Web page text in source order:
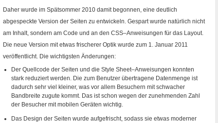
Daher wurde im Spätsommer 2010 damit begonnen, eine deutlich
abgespeckte Version der Seiten zu entwickeln. Gespart wurde natürlich nicht
am Inhalt, sondern am Code und an den CSS–Anweisungen für das Layout.
Die neue Version mit etwas frischerer Optik wurde zum 1. Januar 2011
veröffentlicht. Die wichtigsten Änderungen:
Der Quellcode der Seiten und die Style Sheet–Anweisungen konnten
stark reduziert werden. Die zum Benutzer übertragene Datenmenge ist
dadurch sehr viel kleiner, was vor allem Besuchern mit schwacher
Bandbreite zugute kommt. Das ist schon wegen der zunehmenden Zahl
der Besucher mit mobilen Geräten wichtig.
Das Design der Seiten wurde aufgefrischt, sodass sie etwas moderner